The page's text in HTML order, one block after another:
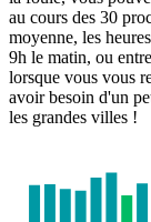
au cours des 30
moyenne, les
9h le matin, ou
lorsque vous vous
avoir besoin d'un
les grandes villes !